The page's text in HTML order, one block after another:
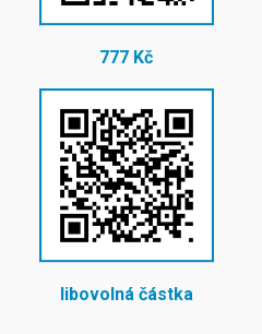
777 Kč
libovolná částka